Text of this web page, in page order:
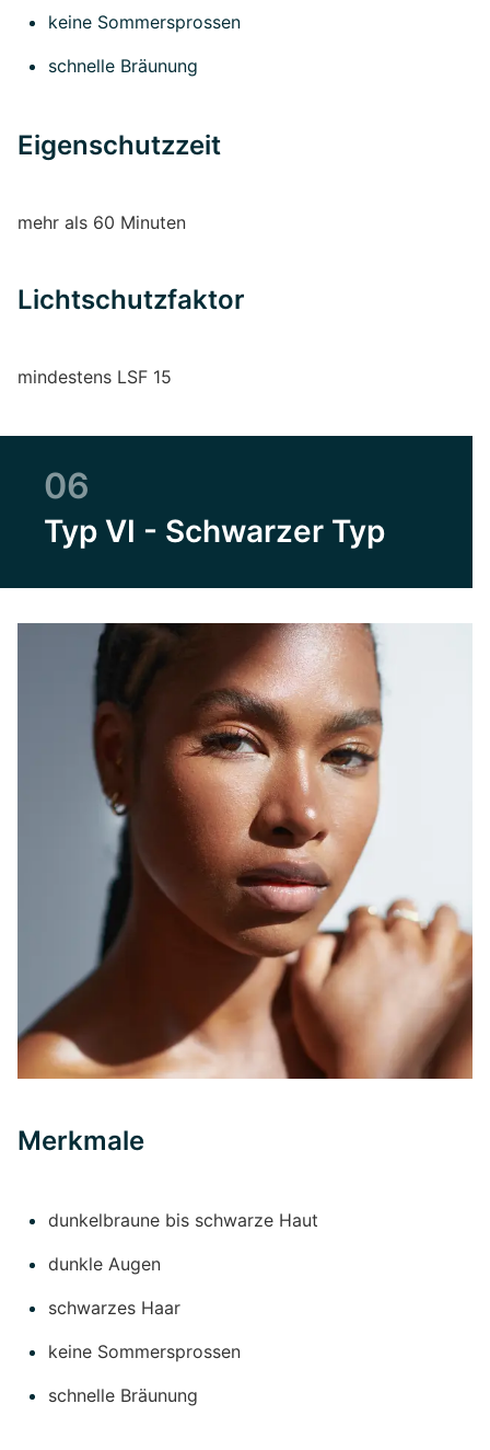
keine Sommersprossen
schnelle Bräunung
Eigenschutzzeit
mehr als 60 Minuten
Lichtschutzfaktor
mindestens LSF 15
06
Typ VI - Schwarzer Typ
Merkmale
dunkelbraune bis schwarze Haut
dunkle Augen
schwarzes Haar
keine Sommersprossen
schnelle Bräunung